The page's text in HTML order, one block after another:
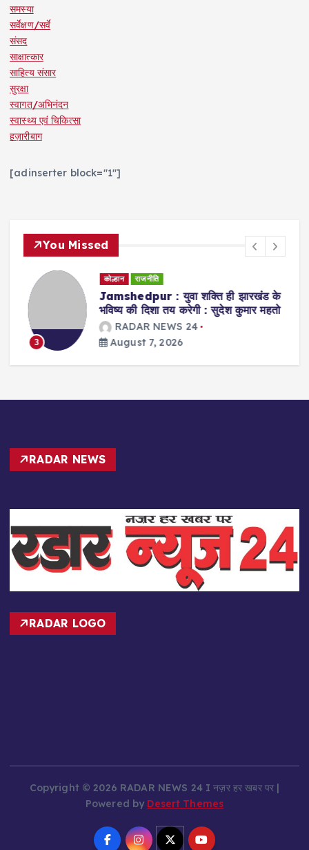
समस्या
सर्वेक्षण/सर्वे
संसद
साक्षात्कार
साहित्य संसार
सुरक्षा
स्वागत/अभिनंदन
स्वास्थ्य एवं चिकित्सा
हज़ारीबाग
[adinserter block="1"]
You Missed
3
कोल्हान राजनीति
Jamshedpur : युवा शक्ति ही झारखंड के
भविष्य की दिशा तय करेगी : सुदेश कुमार महतो
RADAR NEWS 24
August 7, 2026
RADAR NEWS
RADAR LOGO
Copyright © 2026 RADAR NEWS 24 I नज़र हर खबर पर |
Powered by Desert Themes